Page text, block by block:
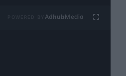
Ad hubMedia